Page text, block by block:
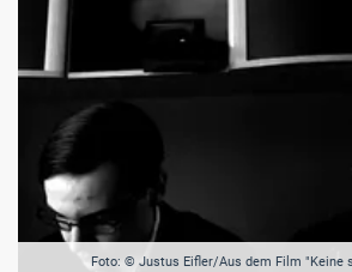
Foto: © Justus Eifler/Aus dem Film "Keine